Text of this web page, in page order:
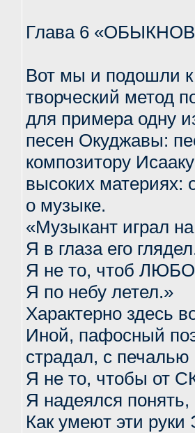
Глава 6
Вот мы и подошли к
творческий метод
для примера одну
песен Окуджавы:
композитору
высоких материях:
о музыке.
«Музыкант играл
Я в глаза его
Я не то, чтоб
Я по небу летел.»
Характерно
Иной, пафосный
страдал, с
Я не то, чтобы от
Я надеялся понять,
Как умеют эти